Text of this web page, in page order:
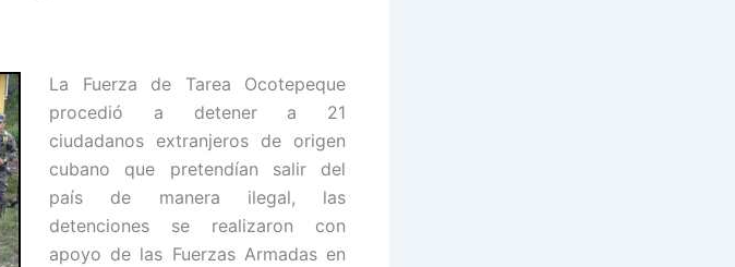
La Fuerza de Tarea Ocotepeque
procedió a detener a 21
ciudadanos extranjeros de origen
cubano que pretendían salir del
país de manera ilegal, las
detenciones se realizaron con
apoyo de las Fuerzas Armadas en